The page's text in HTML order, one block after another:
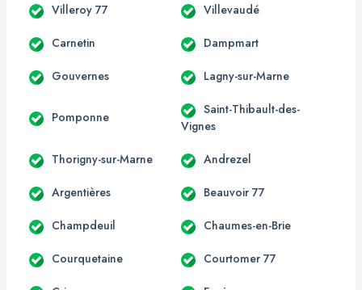
Villeroy 77 Villevaudé
Carnetin Dampmart
Gouvernes Lagny-sur-Marne
Pomponne
Saint-Thibault-des-
Vignes
Thorigny-sur-Marne Andrezel
Argentières Beauvoir 77
Champdeuil Chaumes-en-Brie
Courquetaine Courtomer 77